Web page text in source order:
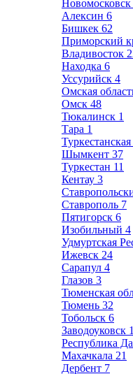
Новомосковск
Алексин 6
Бишкек 62
Приморский
Владивосток
Находка 6
Уссурийск 4
Омская
Омск 48
Тюкалинск 1
Тара 1
Шымкент 37
Туркестан 11
Кентау 3
Ставрополь 7
Пятигорск 6
Изобильный 4
Удмуртская
Ижевск 24
Сарапул 4
Глазов 3
Тюменская
Тюмень 32
Тобольск 6
Заводоуковск 1
Республика
Махачкала 21
Дербент 7